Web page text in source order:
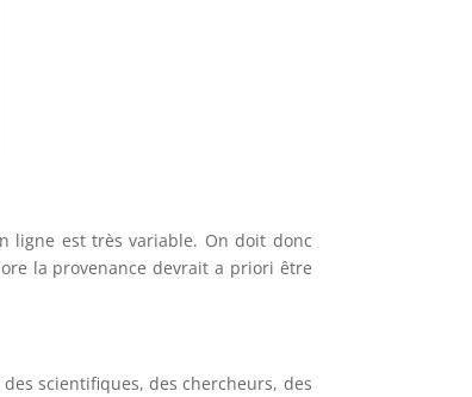
ligne est très variable. On doit donc
la provenance devrait a priori être
scientifiques, des chercheurs, des